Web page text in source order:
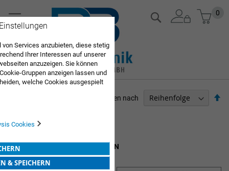
Zum
Inhalt
0
Suche
Sortieren nach
HAUT- UND HÄNDEDESINFEKTION
Services anzubieten, diese stetig
Ihrer Interessen auf unserer
anzuzeigen. Sie können
Gruppen anzeigen lassen und
welche Cookies ausgespielt
Cookies
& SPEICHERN